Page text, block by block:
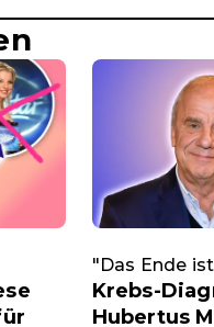
"Das Ende
Krebs-
Hubertus